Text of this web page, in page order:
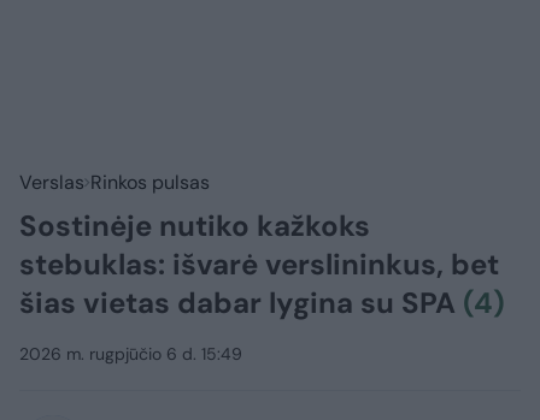
Verslas Rinkos pulsas
Sostinėje nutiko kažkoks
stebuklas: išvarė verslininkus, bet
šias vietas dabar lygina su SPA (4)
2026 m. rugpjūčio 6 d. 15:49